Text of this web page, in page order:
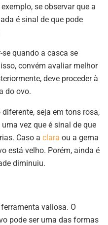
se observar que a
é sinal de que pode
quando a casca se
convém avaliar melhor
deve proceder à
do ovo.
seja em tons rosa,
vez que é sinal de que
Caso a clara ou a gema
está velho. Porém, ainda é
diminuiu.
valiosa. O
pode ser uma das formas